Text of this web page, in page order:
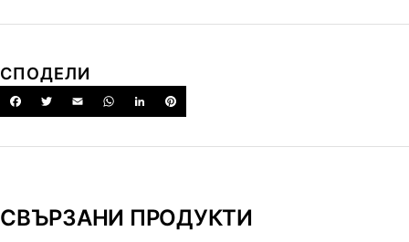
СПОДЕЛИ
СВЪРЗАНИ ПРОДУКТИ